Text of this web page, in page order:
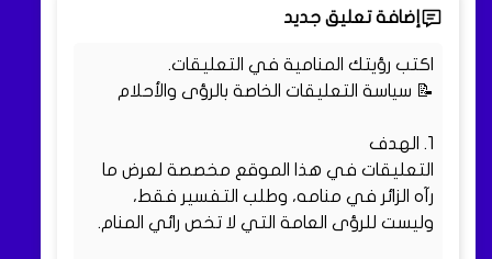
إضافة تعليق جديد
اكتب رؤيتك المنامية في التعليقات.
📝 سياسة التعليقات الخاصة بالرؤى والأحلام
1. الهدف
التعليقات في هذا الموقع مخصصة لعرض ما
رآه الزائر في منامه، وطلب التفسير فقط،
وليست للرؤى العامة التي لا تخص رائي المنام.